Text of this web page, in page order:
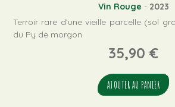
Vin Rouge - 2023
Terroir rare d’une vieille parcelle (sol
du Py de morgon
35,90 €
AJOUTER AU PANIER